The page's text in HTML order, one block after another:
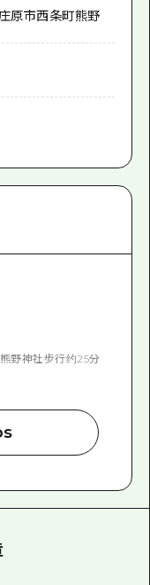
原市西条町熊野
野神社步行约25分